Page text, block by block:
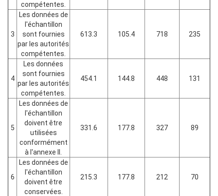
compétentes.
3
Les données de
l'échantillon
sont fournies
par les autorités
compétentes.
613.3 105.4 718 235
4
Les données
sont fournies
par les autorités
compétentes.
454.1 144.8 448 131
5
Les données de
l'échantillon
doivent être
utilisées
conformément
à l'annexe II.
331.6 177.8 327 89
6
Les données de
l'échantillon
doivent être
conservées.
215.3 177.8 212 70